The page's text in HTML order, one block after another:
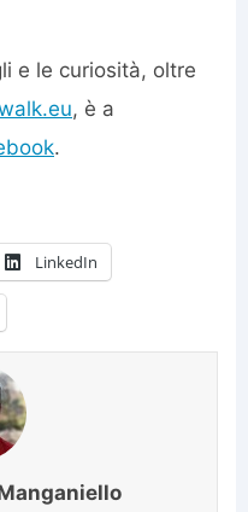
e le curiosità, oltre
, è a
.
LinkedIn